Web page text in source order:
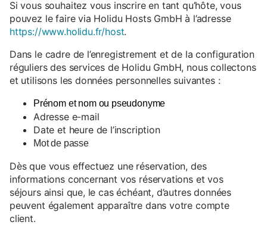
Si vous souhaitez vous inscrire en tant qu’hôte, vous
pouvez le faire via Holidu Hosts GmbH à l’adresse
https://www.holidu.fr/host.
Dans le cadre de l’enregistrement et de la configuration
réguliers des services de Holidu GmbH, nous collectons
et utilisons les données personnelles suivantes :
Prénom et nom ou pseudonyme
Adresse e-mail
Date et heure de l’inscription
Mot de passe
Dès que vous effectuez une réservation, des
informations concernant vos réservations et vos
séjours ainsi que, le cas échéant, d’autres données
peuvent également apparaître dans votre compte
client.